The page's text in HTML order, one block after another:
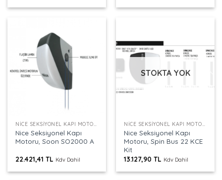
NICE SEKSIYONEL KAPI MOTORU
Nice Seksiyonel Kapı
Motoru, Soon SO2000 A
22.421,41TL Kdv Dahil
STOKTA YOK
NICE SEKSIYONEL KAPI MOTORU
Nice Seksiyonel Kapı
Motoru, Spin Bus 22 KCE
Kit
13.127,90TL Kdv Dahil